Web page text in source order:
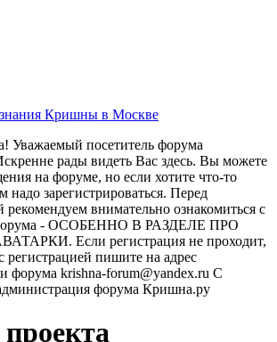
Кришны в Москве
Уважаемый посетитель форума
рады видеть Вас здесь. Вы можете
на форуме, но если хотите что-то
надо зарегистрироваться. Перед
рекомендуем внимательно ознакомиться с
- ОСОБЕННО В РАЗДЕЛЕ ПРО
Если регистрация не проходит,
регистрацией пишите на адрес
форума krishna-forum@yandex.ru С
форума Кришна.ру